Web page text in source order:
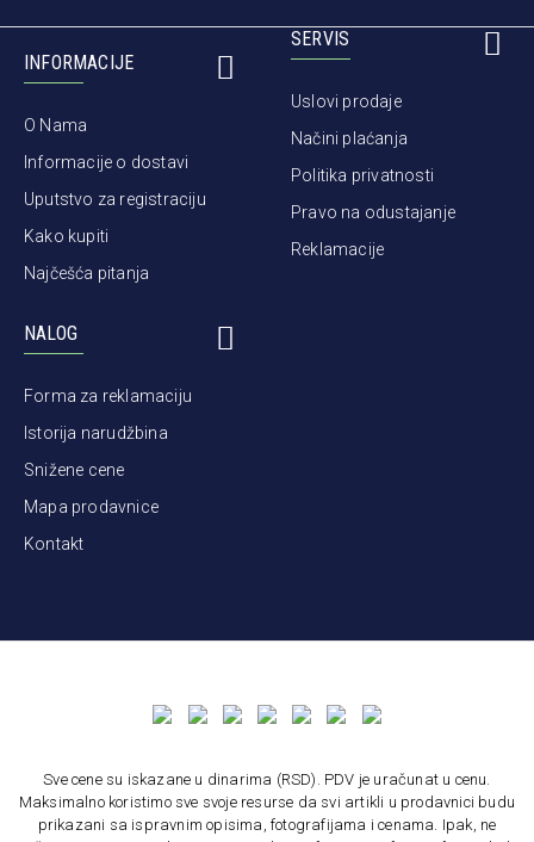
INFORMACIJE
O Nama
Informacije o dostavi
Uputstvo za registraciju
Kako kupiti
Najčešća pitanja
SERVIS
Uslovi prodaje
Načini plaćanja
Politika privatnosti
Pravo na odustajanje
Reklamacije
NALOG
Forma za reklamaciju
Istorija narudžbina
Snižene cene
Mapa prodavnice
Kontakt
Sve cene su iskazane u dinarima (RSD). PDV je uračunat u cenu.
Maksimalno koristimo sve svoje resurse da svi artikli u prodavnici budu
prikazani sa ispravnim opisima, fotografijama i cenama. Ipak, ne